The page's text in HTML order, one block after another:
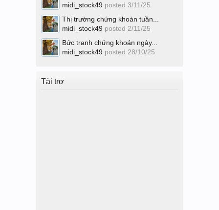
midi_stock49 posted 3/11/25
Thị trường chứng khoán tuần...
midi_stock49 posted 2/11/25
Bức tranh chứng khoán ngày...
midi_stock49 posted 28/10/25
Tài trợ